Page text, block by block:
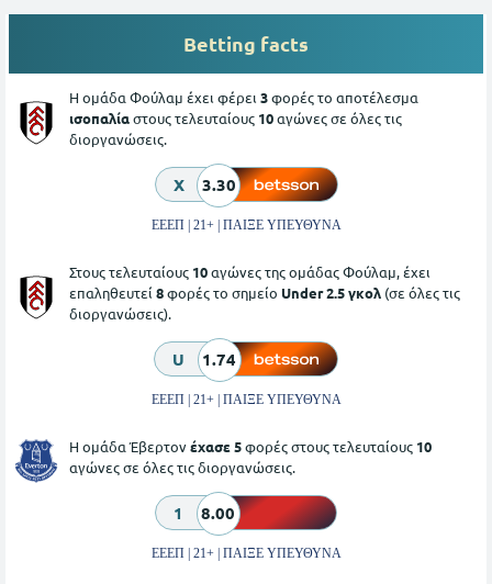
Betting facts
Η ομάδα Φούλαμ έχει φέρει 3φορές το αποτέλεσμα
ισοπαλίαστους τελευταίους 10αγώνες σε όλες τις
διοργανώσεις.
X 3.30
ΕΕΕΠ | 21+ | ΠΑΙΞΕ ΥΠΕΥΘΥΝΑ
Στους τελευταίους 10αγώνες της ομάδας Φούλαμ, έχει
επαληθευτεί 8φορές το σημείο Under 2.5 γκολ (σε όλες τις
διοργανώσεις).
U 1.74
ΕΕΕΠ | 21+ | ΠΑΙΞΕ ΥΠΕΥΘΥΝΑ
Η ομάδα Έβερτονέχασε 5φορές στους τελευταίους 10
αγώνες σε όλες τις διοργανώσεις.
1 8.00
ΕΕΕΠ | 21+ | ΠΑΙΞΕ ΥΠΕΥΘΥΝΑ